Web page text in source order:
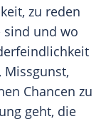
zu reden
sind und wo
Missgunst,
Chancen zu
geht, die